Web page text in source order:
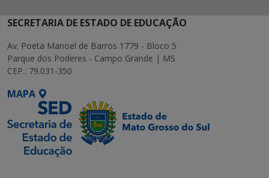
SECRETARIA DE ESTADO DE EDUCAÇÃO
Av. Poeta Manoel de Barros 1779 - Bloco 5
Parque dos Poderes - Campo Grande | MS
CEP.: 79.031-350
MAPA